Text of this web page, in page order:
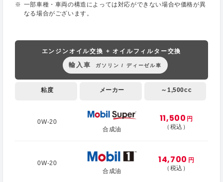
一部車種・車両の構造によっては対応ができない場合や価格が異
なる場合がございます。
エンジンオイル交換 + オイルフィルター交換
輸入車 ガソリン / ディーゼル車
粘度 メーカー ～1,500cc
0W-20
合成油
11,500 円
（税込）
0W-20
合成油
14,700 円
（税込）